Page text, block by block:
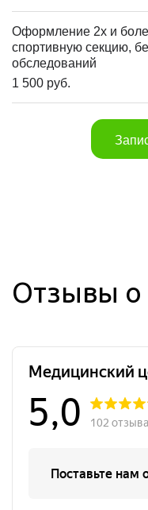
Оформление 2х и
спортивную секцию,
обследований
1 500 руб.
Отзывы о